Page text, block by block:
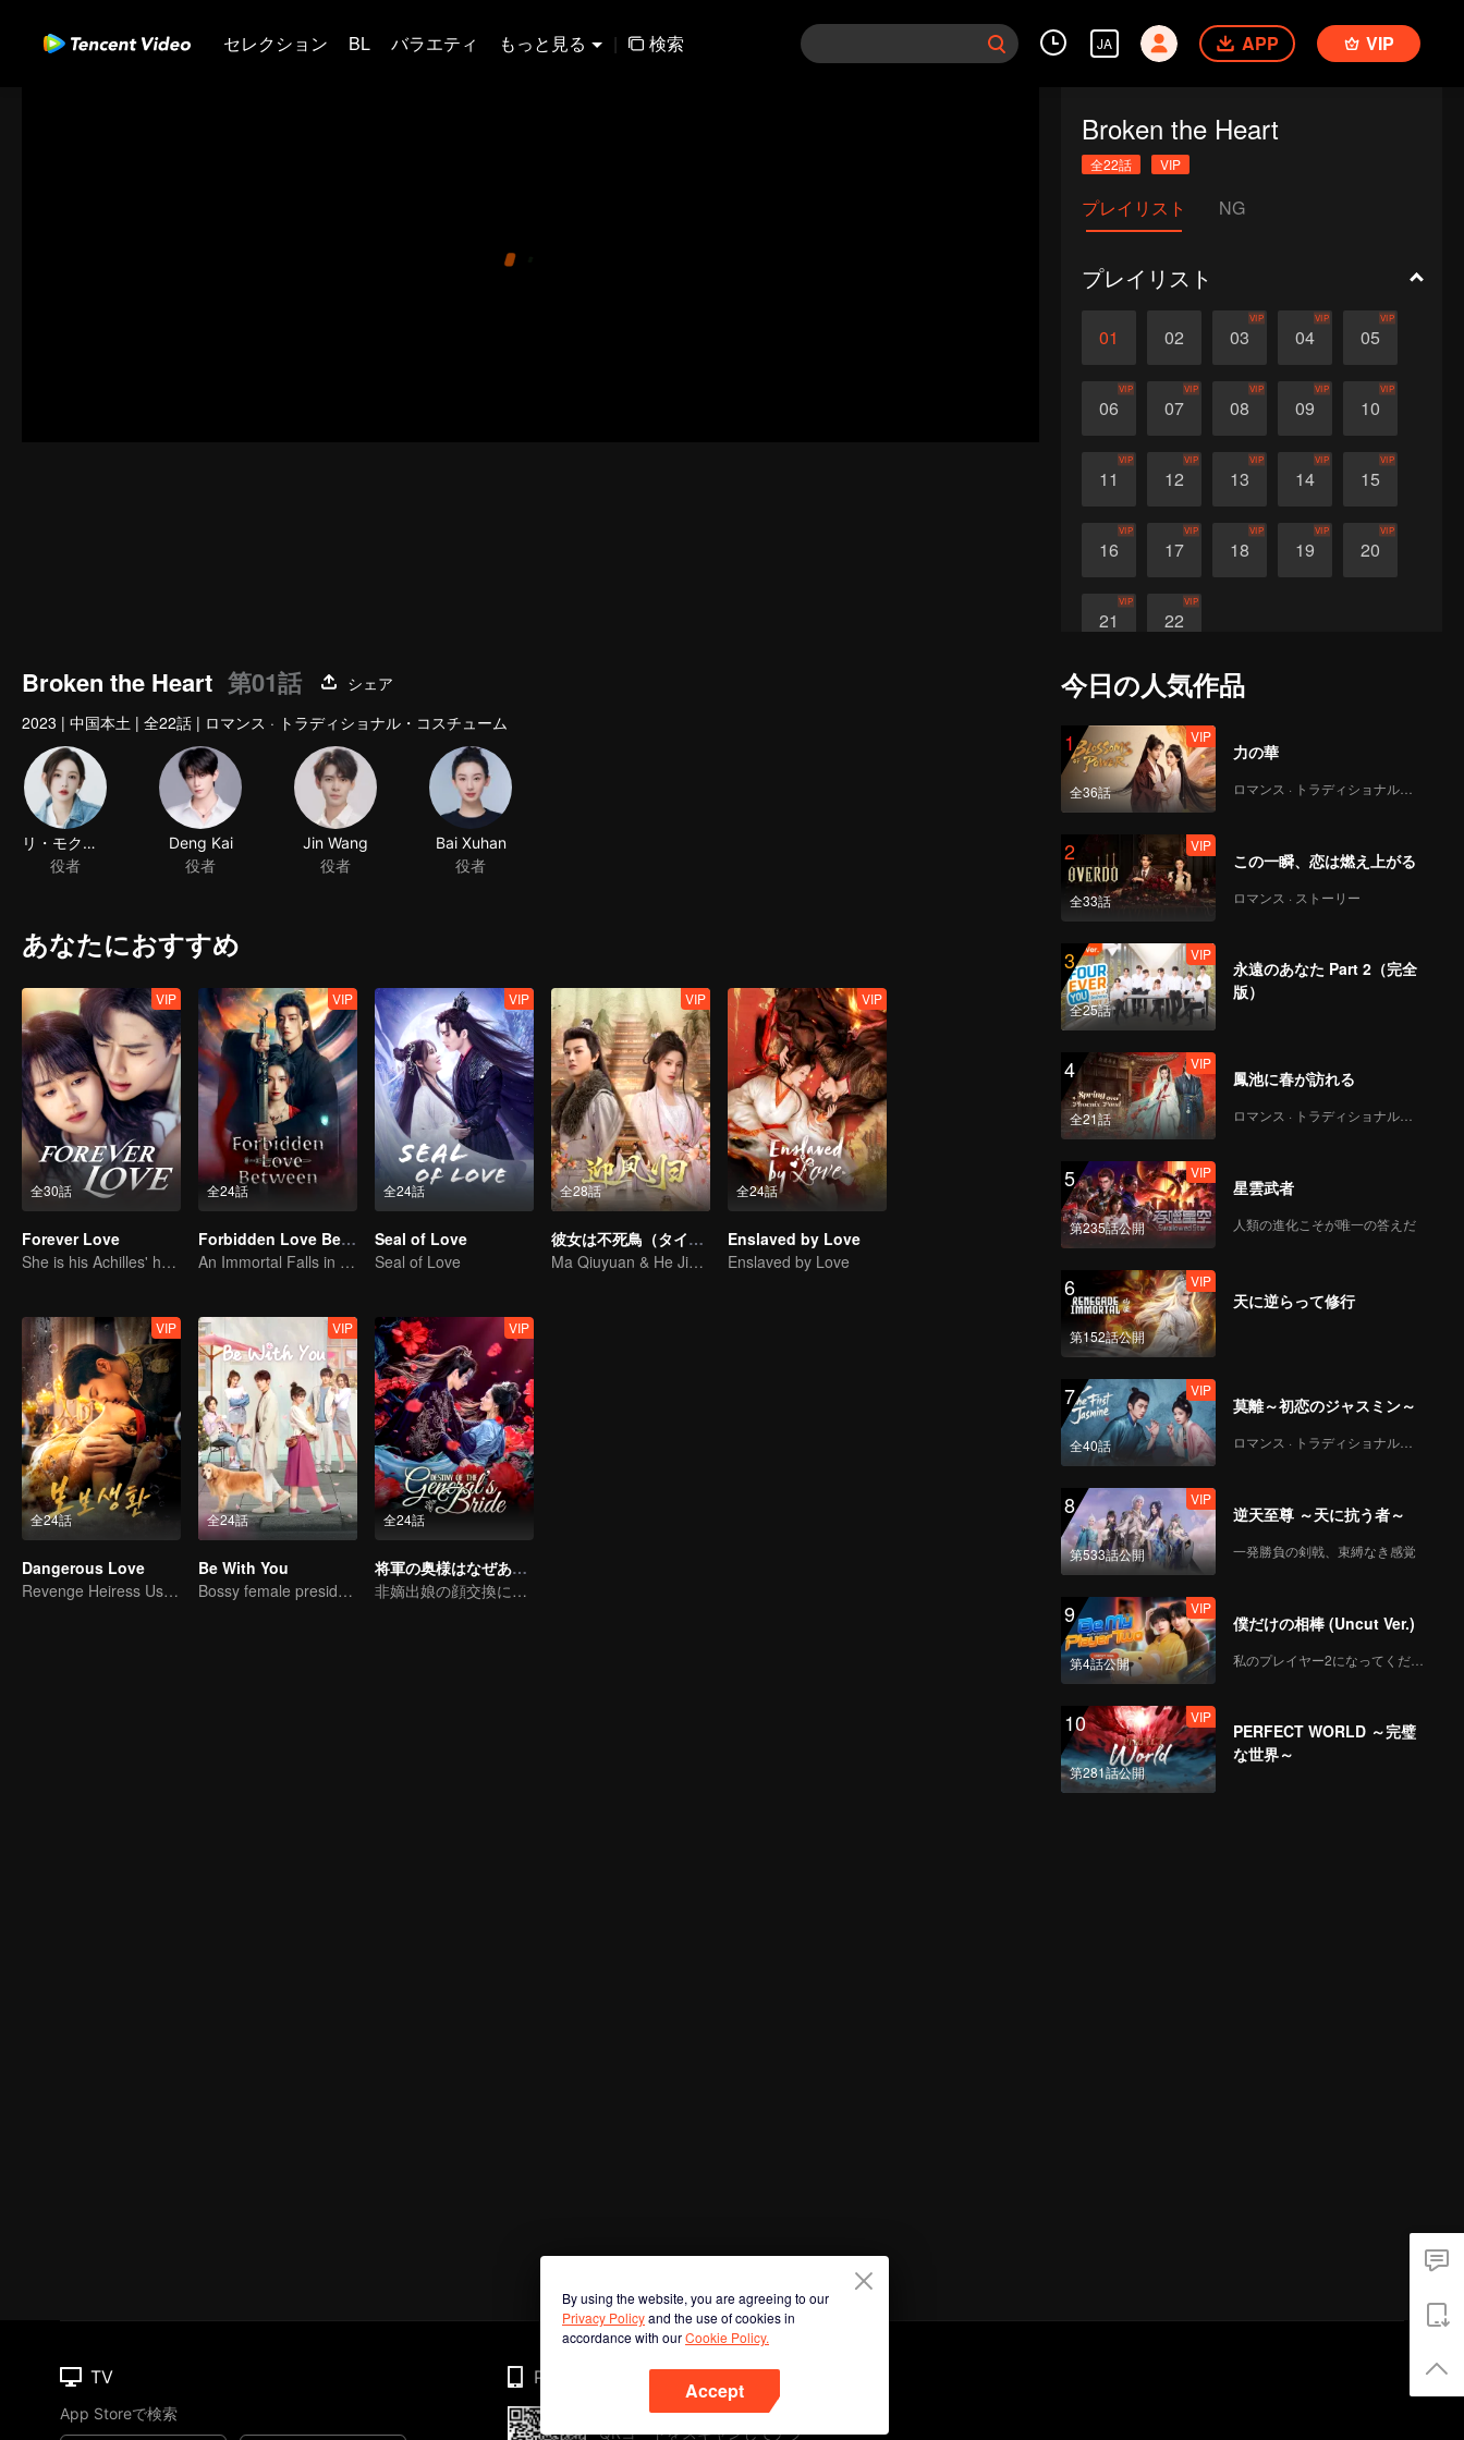
セレクション BL バラエティ もっと見る | 検索 JA APP VIP
Broken the Heart
全22話 VIP
プレイリスト NG
プレイリスト
01 02 03
VIP
04
VIP
05
VIP
06
VIP
07
VIP
08
VIP
09
VIP
10
VIP
11
VIP
12
VIP
13
VIP
14
VIP
15
VIP
16
VIP
17
VIP
18
VIP
19
VIP
20
VIP
21
VIP
22
VIP
Broken the Heart 第01話
シェア
2023 | 中国本土 | 全22話 | ロマンス · トラディショナル・コスチューム
リ・モクシン
役者
Deng Kai
役者
Jin Wang
役者
Bai Xuhan
役者
あなたにおすすめ
全30話
VIP
Forever Love
She is his Achilles' heel and his armor
全24話
VIP
Forbidden Love Between
An Immortal Falls in Love With a Witch
全24話
VIP
Seal of Love
Seal of Love
全28話
VIP
彼女は不死鳥（タイ語版）
Ma Qiuyuan & He Jianqi: A Vengeance Story Rewritten
全24話
VIP
Enslaved by Love
Enslaved by Love
全24話
VIP
Dangerous Love
Revenge Heiress Use Marriage as Bait to Wed into a Wealthy Family
全24話
VIP
Be With You
Bossy female president flirts with arrogant childe.
全24話
VIP
将軍の奥様はなぜあのように
非嫡出娘の顔交換による復讐
今日の人気作品
1
全36話
VIP
力の華
ロマンス · トラディショナル・コスチューム
2
全33話
VIP
この一瞬、恋は燃え上がる
ロマンス · ストーリー
3
全25話
VIP
永遠のあなた Part 2（完全
版）
4
全21話
VIP
鳳池に春が訪れる
ロマンス · トラディショナル・コスチューム
5
第235話公開
VIP
星雲武者
人類の進化こそが唯一の答えだ
6
第152話公開
VIP
天に逆らって修行
7
全40話
VIP
莫離～初恋のジャスミン～
ロマンス · トラディショナル・コスチューム
8
第533話公開
VIP
逆天至尊 ～天に抗う者～
一発勝負の剣戟、束縛なき感覚
9
第4話公開
VIP
僕だけの相棒 (Uncut Ver.)
私のプレイヤー2になってください
10
第281話公開
VIP
PERFECT WORLD ～完璧
な世界～
By using the website, you are agreeing to our
Privacy Policyand the use of cookies in
accordance with ourCookie Policy.
Accept
TV
App Storeで検索
Phone
QRコードをスキャンしてアプ